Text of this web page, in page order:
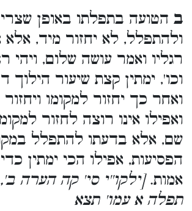
ב הטועה בתפלתו באופן
ולהתפלל, לא יחזור מיד,
רגליו ואמר עושה שלום, ויהי
וכו', ימתין קצת שיעור הילוך
ואחר כך יחזור למקומו
ואפילו אינו רוצה לחזור
שם, אלא בדעתו להתפלל
הפסיעות, אפילו הכי ימתין
אמות.[ילקו''י סי' קה הערה
תפלה א עמו' תצא